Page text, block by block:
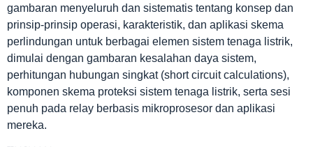
gambaran menyeluruh dan sistematis tentang konsep dan
prinsip-prinsip operasi, karakteristik, dan aplikasi skema
perlindungan untuk berbagai elemen sistem tenaga listrik,
dimulai dengan gambaran kesalahan daya sistem,
perhitungan hubungan singkat (short circuit calculations),
komponen skema proteksi sistem tenaga listrik, serta sesi
penuh pada relay berbasis mikroprosesor dan aplikasi
mereka.